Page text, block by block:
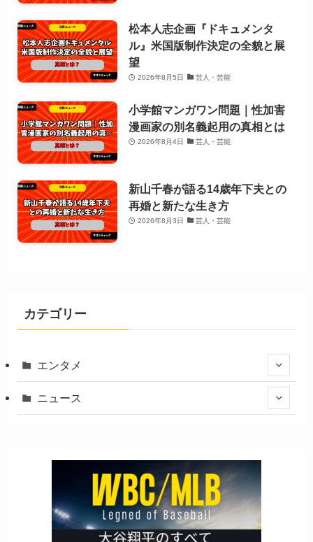
松本人志企画『ドキュメンタ
ル』米国版制作決定の全貌と展
望
2026年8月5日 芸人・芸能
小学館マンガワン問題｜性加害
漫画家の別名義起用の真相とは
2026年8月4日 芸人・芸能
新山千春が語る14歳年下夫との
再婚と新たな生き方
2026年8月3日 芸人・芸能
カテゴリー
エンタメ
ニュース